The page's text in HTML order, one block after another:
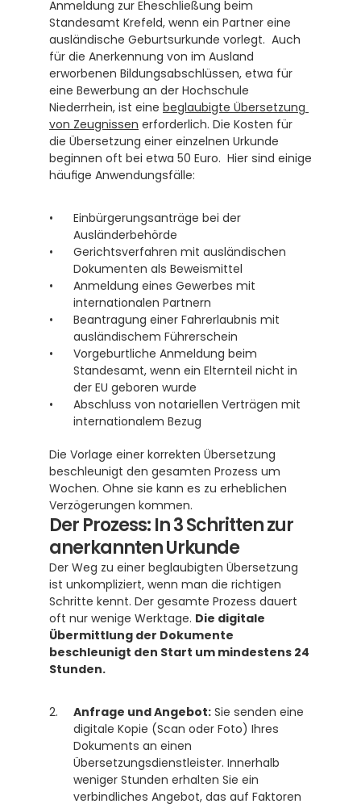
Anmeldung zur Eheschließung beim
Standesamt Krefeld, wenn ein Partner eine
ausländische Geburtsurkunde vorlegt.  Auch
für die Anerkennung von im Ausland
erworbenen Bildungsabschlüssen, etwa für
eine Bewerbung an der Hochschule
Niederrhein, ist eine beglaubigte Übersetzung
von Zeugnissen erforderlich. Die Kosten für
die Übersetzung einer einzelnen Urkunde
beginnen oft bei etwa 50 Euro.  Hier sind einige
häufige Anwendungsfälle:
Einbürgerungsanträge bei der
Ausländerbehörde
Gerichtsverfahren mit ausländischen
Dokumenten als Beweismittel
Anmeldung eines Gewerbes mit
internationalen Partnern
Beantragung einer Fahrerlaubnis mit
ausländischem Führerschein
Vorgeburtliche Anmeldung beim
Standesamt, wenn ein Elternteil nicht in
der EU geboren wurde
Abschluss von notariellen Verträgen mit
internationalem Bezug
Die Vorlage einer korrekten Übersetzung
beschleunigt den gesamten Prozess um
Wochen. Ohne sie kann es zu erheblichen
Verzögerungen kommen.
Der Prozess: In 3 Schritten zur
anerkannten Urkunde
Der Weg zu einer beglaubigten Übersetzung
ist unkompliziert, wenn man die richtigen
Schritte kennt. Der gesamte Prozess dauert
oft nur wenige Werktage. Die digitale
Übermittlung der Dokumente
beschleunigt den Start um mindestens 24
Stunden.
Anfrage und Angebot: Sie senden eine
digitale Kopie (Scan oder Foto) Ihres
Dokuments an einen
Übersetzungsdienstleister. Innerhalb
weniger Stunden erhalten Sie ein
verbindliches Angebot, das auf Faktoren